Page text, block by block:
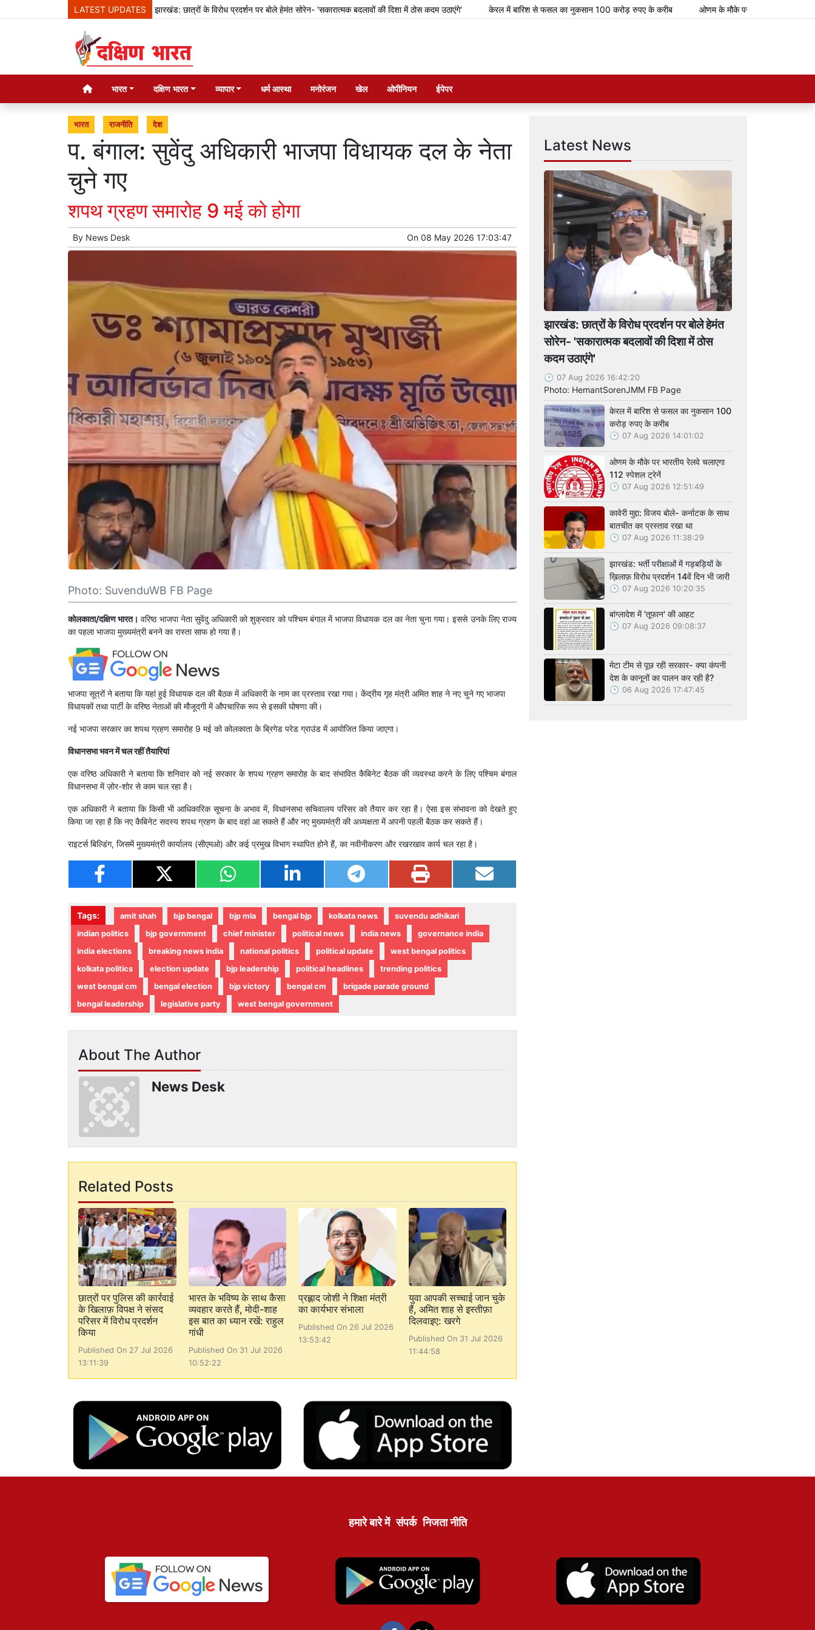
LATEST UPDATESझारखंड: छात्रों के विरोध प्रदर्शन पर बोले हेमंत सोरेन- 'सकारात्मक बदलावों की दिशा में ठोस कदम उठाएंगे' केरल में बारिश से फसल का नुकसान 100 करोड़ रुपए के करीब ओणम के मौके पर भारतीय रेलवे चलाएगा 112
भारत दक्षिण भारत व्यापार धर्म आस्था मनोरंजन खेल ओपीनियन ईपेपर
भारत राजनीति देश
प. बंगाल: सुवेंदु अधिकारी भाजपा विधायक दल के नेता
चुने गए
शपथ ग्रहण समारोह 9 मई को होगा
By News Desk On 08 May 2026 17:03:47
Photo: SuvenduWB FB Page
कोलकाता/दक्षिण भारत। वरिष्ठ भाजपा नेता सुवेंदु अधिकारी को शुक्रवार को पश्चिम बंगाल में भाजपा विधायक दल का नेता चुना गया। इससे उनके लिए राज्य
का पहला भाजपा मुख्यमंत्री बनने का रास्ता साफ हो गया है।
भाजपा सूत्रों ने बताया कि यहां हुई विधायक दल की बैठक में अधिकारी के नाम का प्रस्ताव रखा गया। केंद्रीय गृह मंत्री अमित शाह ने नए चुने गए भाजपा
विधायकों तथा पार्टी के वरिष्ठ नेताओं की मौजूदगी में औपचारिक रूप से इसकी घोषणा की।
नई भाजपा सरकार का शपथ ग्रहण समारोह 9 मई को कोलकाता के ब्रिगेड परेड ग्राउंड में आयोजित किया जाएगा।
विधानसभा भवन में चल रहीं तैयारियां
एक वरिष्ठ अधिकारी ने बताया कि शनिवार को नई सरकार के शपथ ग्रहण समारोह के बाद संभावित कैबिनेट बैठक की व्यवस्था करने के लिए पश्चिम बंगाल
विधानसभा में ज़ोर-शोर से काम चल रहा है।
एक अधिकारी ने बताया कि किसी भी आधिकारिक सूचना के अभाव में, विधानसभा सचिवालय परिसर को तैयार कर रहा है। ऐसा इस संभावना को देखते हुए
किया जा रहा है कि नए कैबिनेट सदस्य शपथ ग्रहण के बाद वहां आ सकते हैं और नए मुख्यमंत्री की अध्यक्षता में अपनी पहली बैठक कर सकते हैं।
राइटर्स बिल्डिंग, जिसमें मुख्यमंत्री कार्यालय (सीएमओ) और कई प्रमुख विभाग स्थापित होने हैं, का नवीनीकरण और रखरखाव कार्य चल रहा है।
Tags: amit shah bjp bengal bjp mla bengal bjp kolkata news
suvendu adhikari
indian politics
bjp government chief minister political news india news
governance india
india elections
breaking news india national politics political update
west bengal politics
kolkata politics
election update bjp leadership political headlines
trending politics
west bengal cm
bengal election bjp victory bengal cm
brigade parade ground
bengal leadership
legislative party west bengal government
About The Author
News Desk
Related Posts
छात्रों पर पुलिस की कार्रवाई
के खिलाफ़ विपक्ष ने संसद
परिसर में विरोध प्रदर्शन
किया
Published On 27 Jul 2026
13:11:39
भारत के भविष्य के साथ कैसा
व्यवहार करते हैं, मोदी-शाह
इस बात का ध्यान रखें: राहुल
गांधी
Published On 31 Jul 2026
10:52:22
प्रह्लाद जोशी ने शिक्षा मंत्री
का कार्यभार संभाला
Published On 26 Jul 2026
13:53:42
युवा आपकी सच्चाई जान चुके
हैं, अमित शाह से इस्तीफ़ा
दिलवाइए: खरगे
Published On 31 Jul 2026
11:44:58
Latest News
झारखंड: छात्रों के विरोध प्रदर्शन पर बोले हेमंत
सोरेन- 'सकारात्मक बदलावों की दिशा में ठोस
कदम उठाएंगे'
07 Aug 2026 16:42:20
Photo: HemantSorenJMM FB Page
केरल में बारिश से फसल का नुकसान 100
करोड़ रुपए के करीब
07 Aug 2026 14:01:02
ओणम के मौके पर भारतीय रेलवे चलाएगा
112 स्पेशल ट्रेनें
07 Aug 2026 12:51:49
कावेरी मुद्दा: विजय बोले- कर्नाटक के साथ
बातचीत का प्रस्ताव रखा था
07 Aug 2026 11:38:29
झारखंड: भर्ती परीक्षाओं में गड़बड़ियों के
ख़िलाफ़ विरोध प्रदर्शन 14वें दिन भी जारी
07 Aug 2026 10:20:35
बांग्लादेश में 'तूफान' की आहट
07 Aug 2026 09:08:37
मेटा टीम से पूछ रही सरकार- क्या कंपनी
देश के कानूनों का पालन कर रही है?
06 Aug 2026 17:47:45
हमारे बारे में संपर्क निजता नीति